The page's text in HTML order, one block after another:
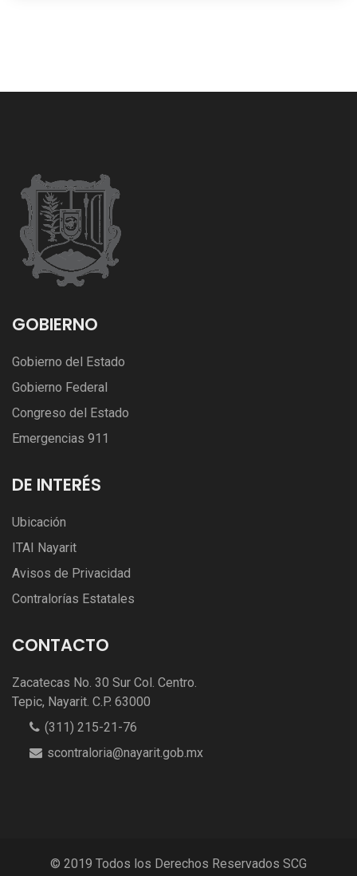
GOBIERNO
Gobierno del Estado
Gobierno Federal
Congreso del Estado
Emergencias 911
DE INTERÉS
Ubicación
ITAI Nayarit
Avisos de Privacidad
Contralorías Estatales
CONTACTO
Zacatecas No. 30 Sur Col. Centro.
Tepic, Nayarit. C.P. 63000
(311) 215-21-76
scontraloria@nayarit.gob.mx
© 2019 Todos los Derechos Reservados SCG